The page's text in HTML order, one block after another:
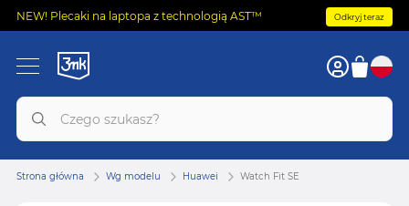
NEW! Plecaki na laptopa z technologią AST™ Odkryj teraz
Strona główna Wg modelu Huawei Watch Fit SE